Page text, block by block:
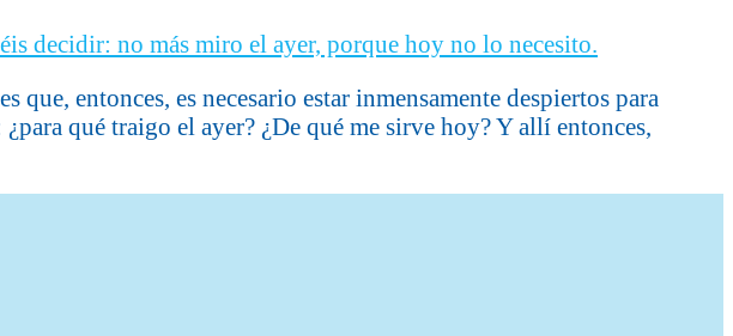
entonces, es necesario estar inmensamente despiertos para
qué traigo el ayer? ¿De qué me sirve hoy? Y allí entonces,